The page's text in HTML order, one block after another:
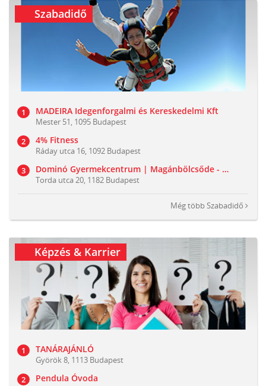
Szabadidő
MADEIRA Idegenforgalmi és Kereskedelmi Kft
Mester 51, 1095 Budapest
4% Fitness
Ráday utca 16, 1092 Budapest
Dominó Gyermekcentrum | Magánbölcsőde - Családi Játszóház
Torda utca 20, 1182 Budapest
Még többSzabadidő
Képzés & Karrier
TANÁRAJÁNLÓ
Györök 8, 1113 Budapest
Pendula Óvoda